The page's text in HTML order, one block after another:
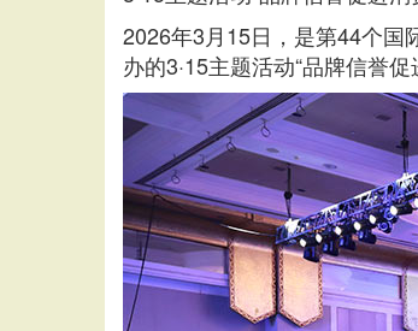
2026年3月15日，是第44个国
办的3·15主题活动“品牌信誉